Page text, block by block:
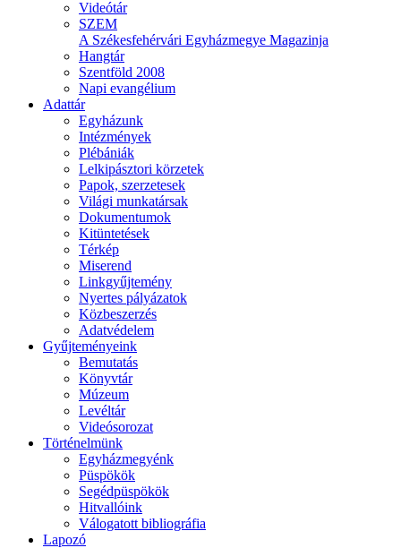
Videótár
SZEM
A Székesfehérvári Egyházmegye Magazinja
Hangtár
Szentföld 2008
Napi evangélium
Adattár
Egyházunk
Intézmények
Plébániák
Lelkipásztori körzetek
Papok, szerzetesek
Világi munkatársak
Dokumentumok
Kitüntetések
Térkép
Miserend
Linkgyűjtemény
Nyertes pályázatok
Közbeszerzés
Adatvédelem
Gyűjteményeink
Bemutatás
Könyvtár
Múzeum
Levéltár
Videósorozat
Történelmünk
Egyházmegyénk
Püspökök
Segédpüspökök
Hitvallóink
Válogatott bibliográfia
Lapozó